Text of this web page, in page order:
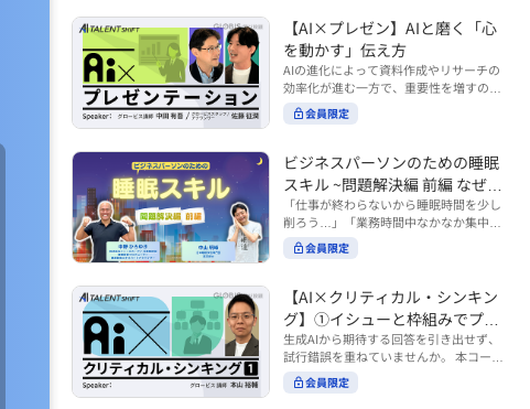
is.co.jp/ja/courses/fe285262/learn/step
s/59808 ・傾聴力 ~リーダーのための聴
く技術~（実践編） https://unlimited.gl
obis.co.jp/ja/courses/01d24a39/learn/s
teps/59813 ※本動画は、制作時点の情
報に基づき作成したものです（2026年6
月制作）
で設計された全12回のシリーズです。
（順次公開） https://unlimited.globis.c
o.jp/ja/tags/AI%E3%83%93%E3%82%B
8%E3%83%8D%E3%82%B9%E3%82%
B7%E3%83%95%E3%83%88 ・基礎編
（第1回〜3回）：リーダーやマネージャ
ーに求められる、AI時代の基礎的なリテ
ジメント編（第4回〜7回）：AI時代のリ
ーダーシップや組織変革を中心に学ぶコ
ース ・機能別戦略編（第8回〜12回）：
AI時代における機能別での戦略のあり方
を中心に学ぶコース より実践的なAIツー
ルの活用法について学びたい方は『AI W
earch?tag=AI%E3%83%AF%E3%83%B
C%E3%82%AF%E3%82%B7%E3%83%
95%E3%83%88 ※本コースは、AIのマネ
ジメント活用を学ぶ「AIビジネスシフ
ト」シリーズの一環として提供していま
す。 ※本動画は、制作時点の情報に基づ
ス・キャピタル・パートナーズ 代表パ
ートナー
期配信されます。 取り上げて欲しいご質
問やテーマ、感想を随時受け付けていま
す。 グーグルフォーム（https://forms.g
le/qqoBYuRUmUYz4scC6） または グ
ロ放題編集部員のX（https://x.com/mai
rakobayashi） まで、ぜひご要望をお
6月制作）
【AI×プレゼン】AIと磨く「心
を動かす」伝え方
AIの進化によって資料作成やリサーチの
効率化が進む一方で、重要性を増すのが
「伝える力」です。本コースでは、AI時
代のプレゼンに求められるデリバリース
を客観的に評価し、改善できるAI活用法
も紹介。大事な場面で「心を動かす」プ
レゼンをしたい方におすすめです。関連
コース「プレゼンテーションスキル」も
併せてご覧ください。 ▼プレゼン動画分
析プロンプト（辛口） https://hodai.glo
bis.co.jp/learning_documents/6f976cd
ル https://unlimited.globis.co.jp/ja/co
urses/598f3254/ ※本コースは、AI時代
のビジネススキルを学ぶ「AIタレントシ
フト」シリーズの一環として提供してい
ます。 https://unlimited.globis.co.jp/j
a/tags/AI%E3%82%BF%E3%83%AC%E
会員限定
ビジネスパーソンのための睡眠
スキル ~問題解決編 前編 なぜ眠
れないのか？~
「仕事が終わらないから睡眠時間を少し
削ろう…」「業務時間中なかなか集中で
きない…」「毎日朝起きるのがつら
い…」。 あなたはこのような経験をした
トの時間をやりくりするために、真っ先
に削りがちなのが「睡眠」時間。 実は
今、日本社会は世界と比較して「最も眠
らない国」だということもわかってきて
います。 慢性的な睡眠不足は、心身の健
康に悪影響なだけでなく、仕事のパフォ
ーマンスにも当然大きな影響を与え、社
会員限定
【AI×クリティカル・シンキン
グ】①イシューと枠組みでプロ
ンプトを磨く
生成AIから期待する回答を引き出せず、
試行錯誤を重ねていませんか。 本コース
では、生成AI活用の質を高める鍵とし
て、クリティカル・シンキングの視点か
会員限定